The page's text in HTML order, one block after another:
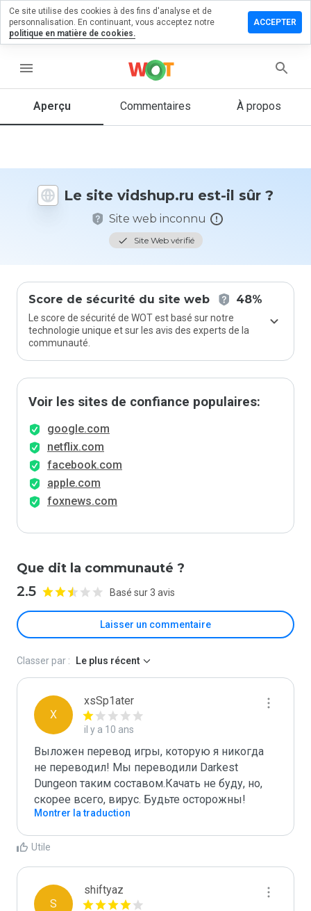
menu
Aperçu Commentaires À propos
Le site vidshup.ru est-il sûr ?
Site web inconnu
Site Web vérifié
Score de sécurité du site web 48%
Le score de sécurité de WOT est basé sur notre
technologie unique et sur les avis des experts de la
communauté.
Voir les sites de confiance populaires:
google.com
netflix.com
facebook.com
apple.com
foxnews.com
Que dit la communauté ?
2.5 Basé sur 3 avis
Laisser un commentaire
un
1 et 5
vous à ce
site ?
Classer par : Le plus récent
X
xsSp1ater
il y a 10 ans
Выложен перевод игры, которую я никогда
не переводил! Мы переводили Darkest
Dungeon таким составом.Качать не буду, но,
скорее всего, вирус. Будьте осторожны!
Montrer la traduction
Utile
S
shiftyaz
Ce site utilise des cookies à des fins d'analyse et de
personnalisation. En continuant, vous acceptez notre
politique en matière de cookies.
ACCEPTER